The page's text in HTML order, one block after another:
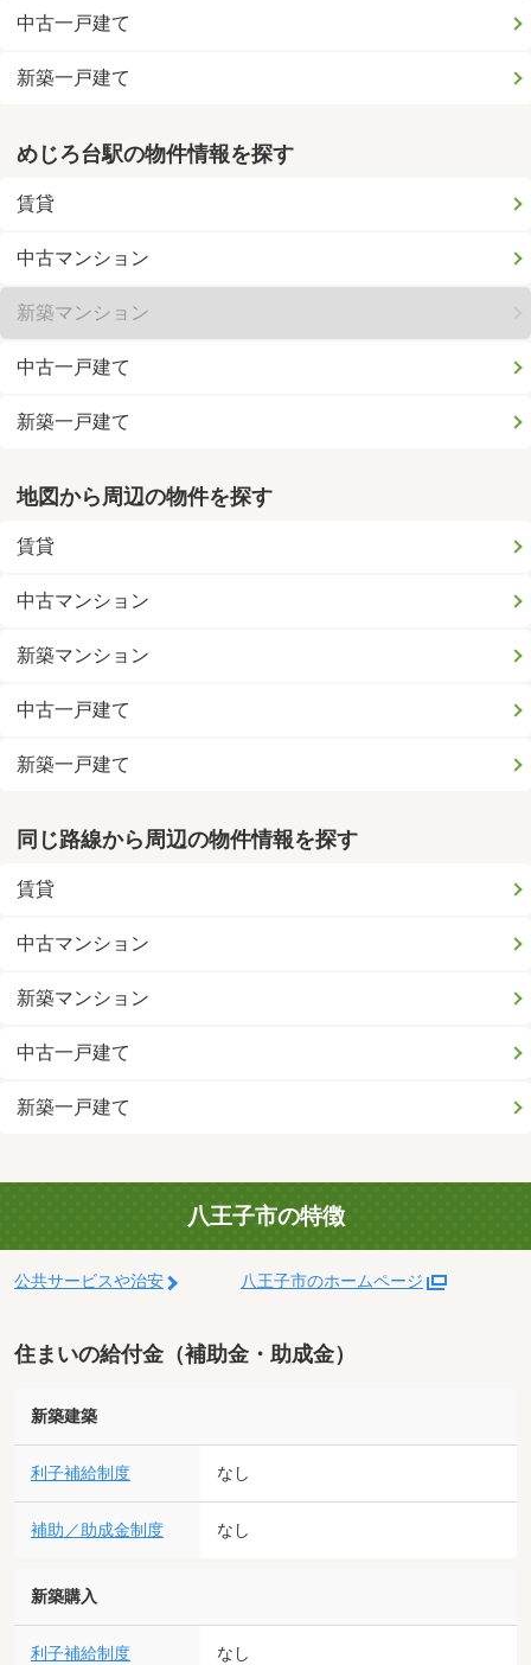
中古一戸建て
新築一戸建て
めじろ台駅の物件情報を探す
賃貸
中古マンション
新築マンション
中古一戸建て
新築一戸建て
地図から周辺の物件を探す
賃貸
中古マンション
新築マンション
中古一戸建て
新築一戸建て
同じ路線から周辺の物件情報を探す
賃貸
中古マンション
新築マンション
中古一戸建て
新築一戸建て
八王子市の特徴
公共サービスや治安 八王子市のホームページ
住まいの給付金（補助金・助成金）
新築建築
利子補給制度 なし
補助／助成金制度 なし
新築購入
利子補給制度 なし